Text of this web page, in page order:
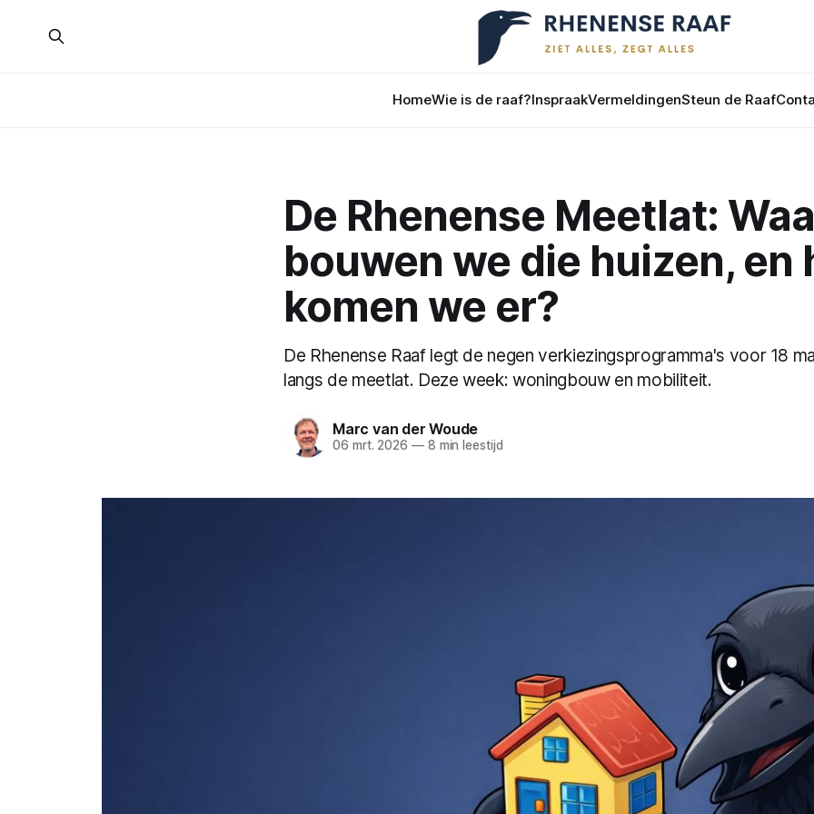
HomeWie is de raaf?InspraakVermeldingenSteun de Raaf
De Rhenense Meetlat:
bouwen we die huizen, en
komen we er?
De Rhenense Raaf legt de negen verkiezingsprogramma's voor 18
langs de meetlat. Deze week: woningbouw en mobiliteit.
Marc van der Woude
06 mrt. 2026 —8 min leestijd